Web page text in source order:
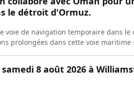
le détroit d'Ormuz.
voie de navigation temporaire dans
prolongées dans cette voie
8 août 2026 à